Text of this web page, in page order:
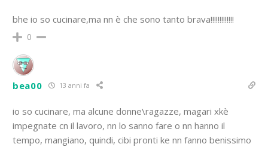
bhe io so cucinare,ma nn è che sono tanto brava!!!!!!!!!!!!!
0
bea00 13 anni fa
io so cucinare, ma alcune donne\ragazze, magari xkè
impegnate cn il lavoro, nn lo sanno fare o nn hanno il
tempo, mangiano, quindi, cibi pronti ke nn fanno benissimo